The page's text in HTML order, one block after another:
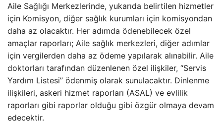
Aile Sağlığı Merkezlerinde, yukarıda belirtilen hizmetler
için Komisyon, diğer sağlık kurumları için komisyondan
daha az olacaktır. Her adımda ödenebilecek özel
amaçlar raporları; Aile sağlık merkezleri, diğer adımlar
için vergilerden daha az ödeme yapılarak alınabilir. Aile
doktorları tarafından düzenlenen özel ilişkiler, “Servis
Yardım Listesi” ödenmiş olarak sunulacaktır. Dinlenme
ilişkileri, askeri hizmet raporları (ASAL) ve evlilik
raporları gibi raporlar olduğu gibi özgür olmaya devam
edecektir.